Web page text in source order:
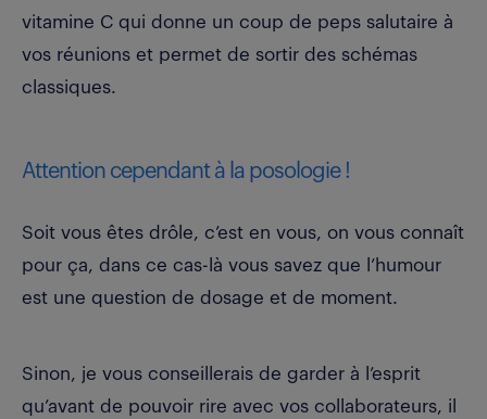
vitamine C qui donne un coup de peps salutaire à
vos réunions et permet de sortir des schémas
classiques.
Attention cependant à la posologie !
Soit vous êtes drôle, c’est en vous, on vous connaît
pour ça, dans ce cas-là vous savez que l’humour
est une question de dosage et de moment.
Sinon, je vous conseillerais de garder à l’esprit
qu’avant de pouvoir rire avec vos collaborateurs, il